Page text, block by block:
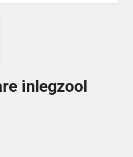
inlegzool